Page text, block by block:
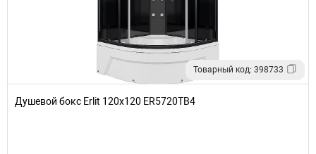
Товарный код: 398733
Душевой бокс Erlit 120х120 ER5720TB4